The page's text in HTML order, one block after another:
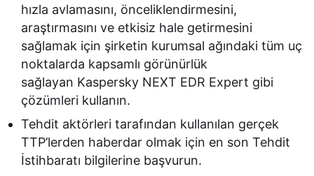
hızla avlamasını, önceliklendirmesini,
araştırmasını ve etkisiz hale getirmesini
sağlamak için şirketin kurumsal ağındaki tüm uç
noktalarda kapsamlı görünürlük
sağlayan Kaspersky NEXT EDR Expert gibi
çözümleri kullanın.
Tehdit aktörleri tarafından kullanılan gerçek
TTP’lerden haberdar olmak için en son Tehdit
İstihbaratı bilgilerine başvurun.